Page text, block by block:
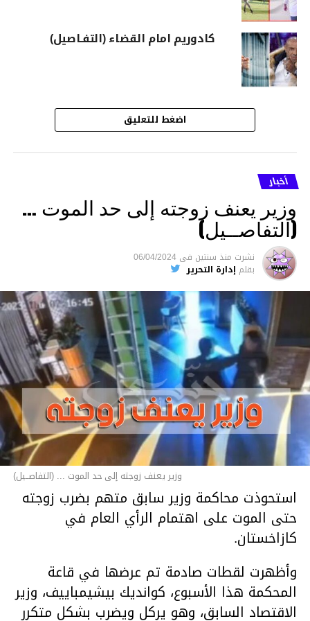
كادوريم امام القضاء (التفـاصيل)
اضغط للتعليق
أخبار
وزير يعنف زوجته إلى حد الموت …
(التفاصــيل)
نشرت منذ سنتين فى 06/04/2024
بقلم إدارة التحرير
وزير يعنف زوجته إلى حد الموت ... (التفاصــيل)
استحوذت محاكمة وزير سابق متهم بضرب زوجته
حتى الموت على اهتمام الرأي العام في
كازاخستان.
وأظهرت لقطات صادمة تم عرضها في قاعة
المحكمة هذا الأسبوع، كوانديك بيشيمباييف، وزير
الاقتصاد السابق، وهو يركل ويضرب بشكل متكرر